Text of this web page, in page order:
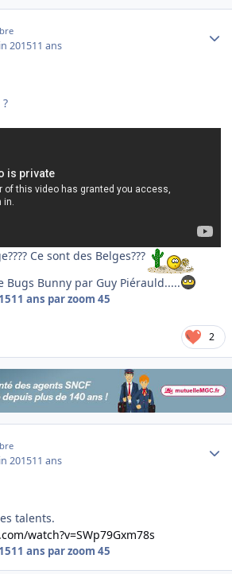
201511 ans
Ce sont des Belges???
Bugs Bunny par Guy Piérauld.....
11 ans par zoom 45
2
201511 ans
talents.
watch?v=SWp79Gxm78s
11 ans par zoom 45